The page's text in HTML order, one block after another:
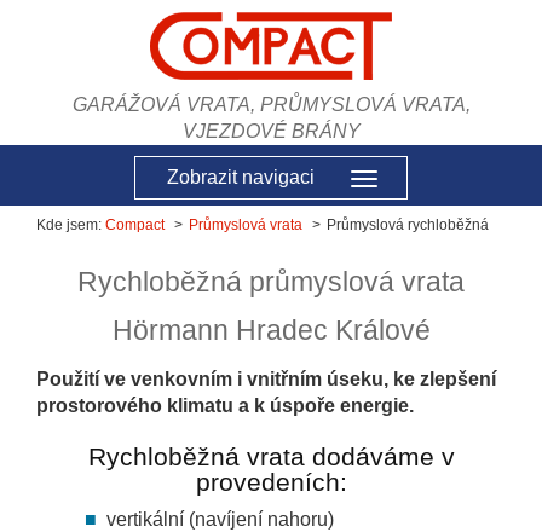
GARÁŽOVÁ VRATA, PRŮMYSLOVÁ VRATA,
VJEZDOVÉ BRÁNY
Zobrazit navigaci
Kde jsem: Compact Průmyslová vrata Průmyslová rychloběžná
Rychloběžná průmyslová vrata
Hörmann Hradec Králové
Použití ve venkovním i vnitřním úseku, ke zlepšení
prostorového klimatu a k úspoře energie.
Rychloběžná vrata dodáváme v
provedeních:
vertikální (navíjení nahoru)